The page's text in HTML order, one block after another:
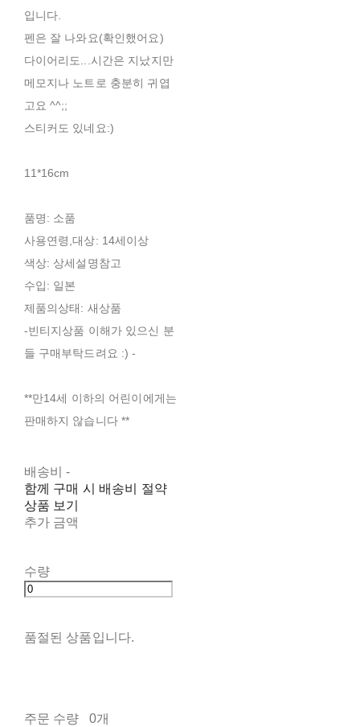
입니다.
펜은 잘 나와요(확인했어요)
다이어리도...시간은 지났지만
메모지나 노트로 충분히 귀엽
고요 ^^;;
스티커도 있네요:)
11*16cm
품명: 소품
사용연령,대상: 14세이상
색상: 상세설명참고
수입: 일본
제품의상태: 새상품
-빈티지상품 이해가 있으신 분
들 구매부탁드려요 :) -
**만14세 이하의 어린이에게는
판매하지 않습니다 **
배송비-
함께 구매 시 배송비 절약
상품 보기
추가 금액
수량
품절된 상품입니다.
주문 수량
0개